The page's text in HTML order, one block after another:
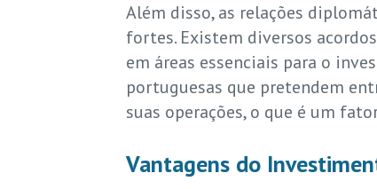
Além disso, as relações
fortes. Existem diversos
em áreas essenciais para o
portuguesas que pretendem
suas operações, o que é um
Vantagens do